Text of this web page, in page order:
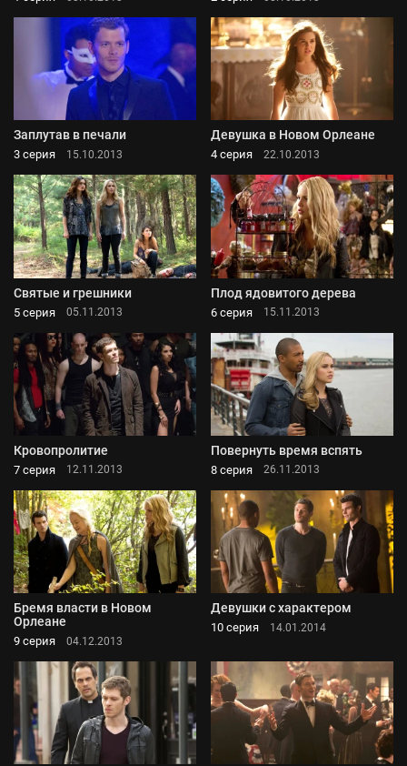
Заплутав в печали
3 серия 15.10.2013
Девушка в Новом Орлеане
4 серия 22.10.2013
Святые и грешники
5 серия 05.11.2013
Плод ядовитого дерева
6 серия 15.11.2013
Кровопролитие
7 серия 12.11.2013
Повернуть время вспять
8 серия 26.11.2013
Бремя власти в Новом
Орлеане
9 серия 04.12.2013
Девушки с характером
10 серия 14.01.2014